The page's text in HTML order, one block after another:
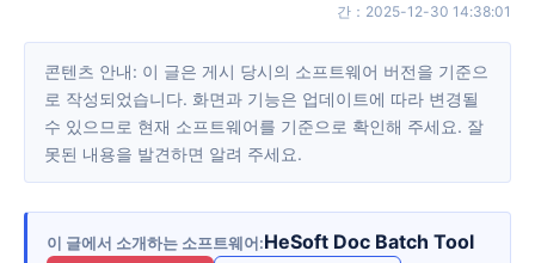
간 ： 2025-12-30 14:38:01
콘텐츠 안내: 이 글은 게시 당시의 소프트웨어 버전을 기준으
로 작성되었습니다. 화면과 기능은 업데이트에 따라 변경될
수 있으므로 현재 소프트웨어를 기준으로 확인해 주세요. 잘
못된 내용을 발견하면 알려 주세요.
이 글에서 소개하는 소프트웨어 HeSoft Doc Batch Tool